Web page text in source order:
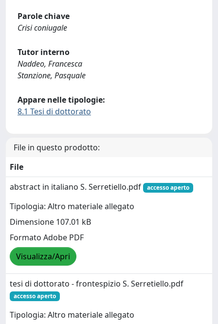
Parole chiave
Crisi coniugale
Tutor interno
Naddeo, Francesca
Stanzione, Pasquale
Appare nelle tipologie:
8.1 Tesi di dottorato
File in questo prodotto:
File
abstract in italiano S. Serretiello.pdf
accesso aperto
Tipologia: Altro materiale allegato
Dimensione 107.01 kB
Formato Adobe PDF
Visualizza/Apri
tesi di dottorato - frontespizio S. Serretiello.pdf
accesso aperto
Tipologia: Altro materiale allegato